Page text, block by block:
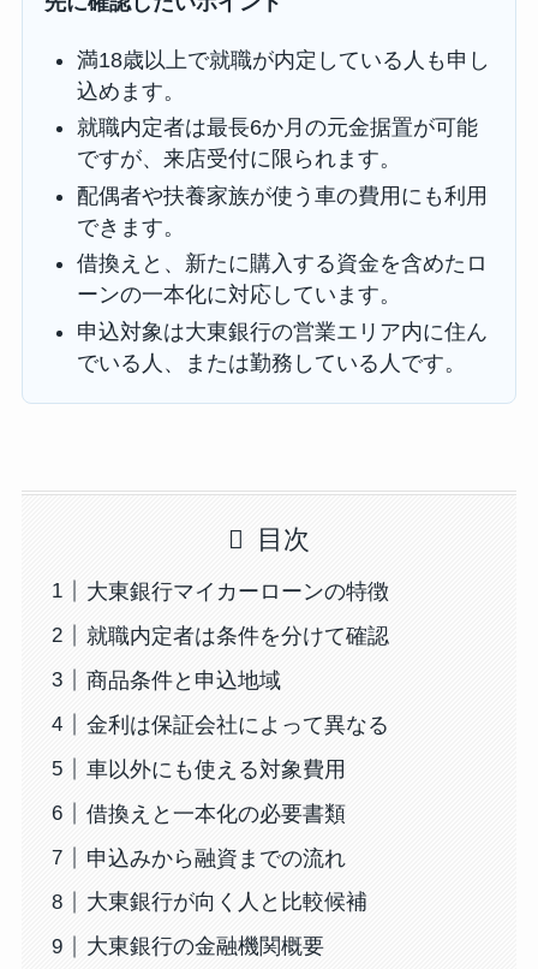
満18歳以上で就職が内定している人も申し
込めます。
就職内定者は最長6か月の元金据置が可能
ですが、来店受付に限られます。
配偶者や扶養家族が使う車の費用にも利用
できます。
借換えと、新たに購入する資金を含めたロ
ーンの一本化に対応しています。
申込対象は大東銀行の営業エリア内に住ん
でいる人、または勤務している人です。
目次
大東銀行マイカーローンの特徴
就職内定者は条件を分けて確認
商品条件と申込地域
金利は保証会社によって異なる
車以外にも使える対象費用
借換えと一本化の必要書類
申込みから融資までの流れ
大東銀行が向く人と比較候補
大東銀行の金融機関概要